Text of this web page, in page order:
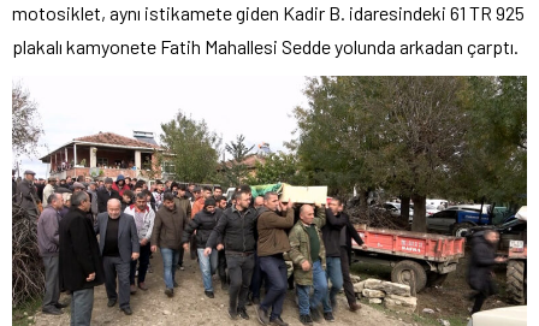
motosiklet, aynı istikamete giden Kadir B. idaresindeki 61 TR 925
plakalı kamyonete Fatih Mahallesi Sedde yolunda arkadan çarptı.